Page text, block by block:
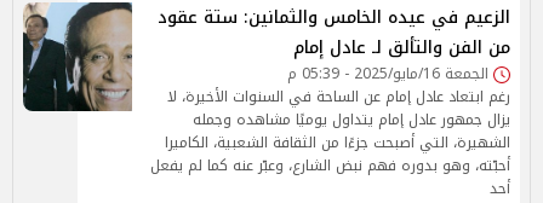
الزعيم في عيده الخامس والثمانين: ستة عقود
من الفن والتألق لـ عادل إمام
الجمعة 16/مايو/2025 - 05:39 م
رغم ابتعاد عادل إمام عن الساحة في السنوات الأخيرة، لا
يزال جمهور عادل إمام يتداول يوميًا مشاهده وجمله
الشهيرة، التي أصبحت جزءًا من الثقافة الشعبية، الكاميرا
أحبّته، وهو بدوره فهم نبض الشارع، وعبّر عنه كما لم يفعل
أحد